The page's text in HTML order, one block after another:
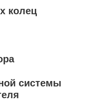
колец
системы